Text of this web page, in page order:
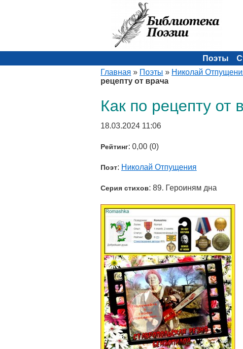
Поэты
Главная » Поэты » Николай
рецепту от врача
Как по рецепту от
18.03.2024 11:06
Рейтинг: 0,00 (0)
Поэт: Николай Отпущения
Серия стихов: 89. Героиням дна